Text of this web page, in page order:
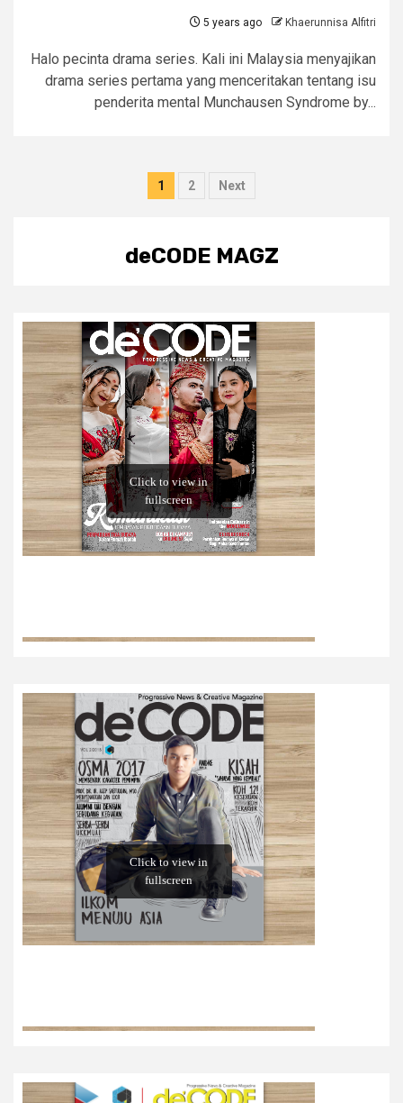
5 years ago Khaerunnisa Alfitri
Halo pecinta drama series. Kali ini Malaysia menyajikan
drama series pertama yang menceritakan tentang isu
penderita mental Munchausen Syndrome by...
Posts
1 2 Next
deCODE MAGZ